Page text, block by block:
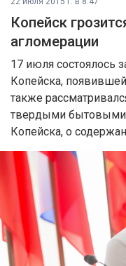
Копейск
агломерации
17 июля состоялось
Копейска,
также
твердыми бытовыми
Копейска, о